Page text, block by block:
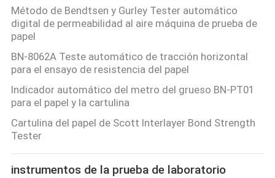
CONTROL
DE
CALIDAD
ÉNTRENOS
EN
CONTACTO
CON
Método de Bendtsen y Gurley Tester automático
digital de permeabilidad al aire máquina de prueba de
papel
BN-8062A Teste automático de tracción horizontal
para el ensayo de resistencia del papel
Indicador automático del metro del grueso BN-PT01
para el papel y la cartulina
Cartulina del papel de Scott Interlayer Bond Strength
Tester
instrumentos de la prueba de laboratorio